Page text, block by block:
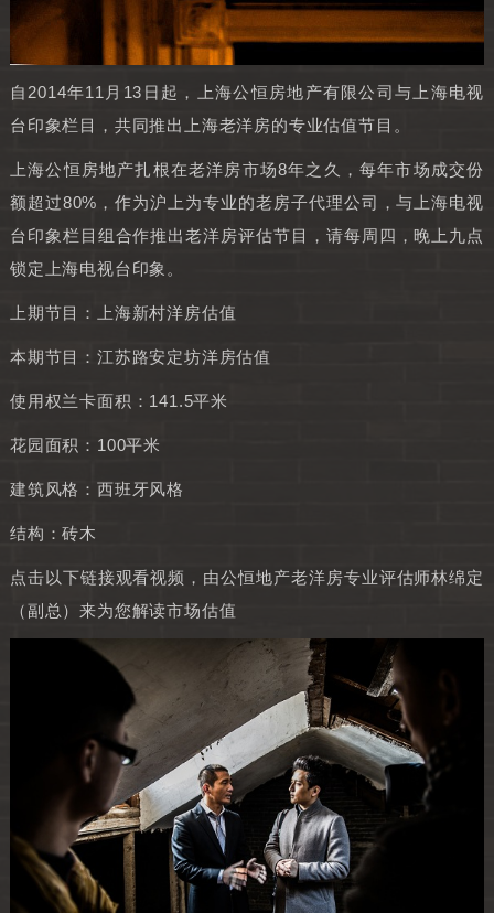
自2014年11月13日起，上海公恒房地产有限公司与上海电视
台印象栏目，共同推出上海老洋房的专业估值节目。
上海公恒房地产扎根在老洋房市场8年之久，每年市场成交份
额超过80%，作为沪上为专业的老房子代理公司，与上海电视
台印象栏目组合作推出老洋房评估节目，请每周四，晚上九点
锁定上海电视台印象。
上期节目：上海新村洋房估值
本期节目：江苏路安定坊洋房估值
使用权兰卡面积：141.5平米
花园面积：100平米
建筑风格：西班牙风格
结构：砖木
点击以下链接观看视频，由公恒地产老洋房专业评估师林绵定
（副总）来为您解读市场估值